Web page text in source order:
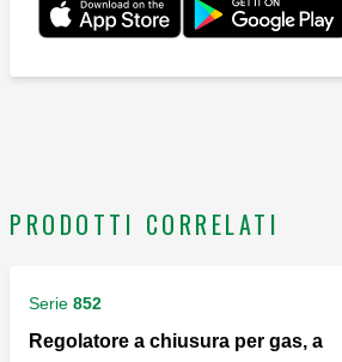
PRODOTTI CORRELATI
Serie 852
Regolatore a chiusura per gas, a